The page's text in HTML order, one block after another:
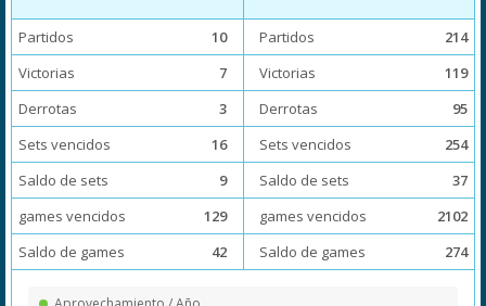
Partidos
10
Victorias
7
Derrotas
3
Sets vencidos
16
Saldo de sets
9
games vencidos
129
Saldo de games
42
Partidos
214
Victorias
119
Derrotas
95
Sets vencidos
254
Saldo de sets
37
games vencidos
2102
Saldo de games
274